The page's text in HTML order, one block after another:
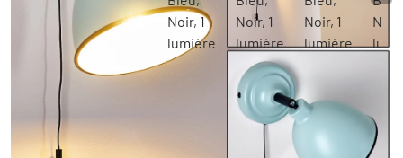
Applique murale Catharine Bleu, Noir, 1
lumière